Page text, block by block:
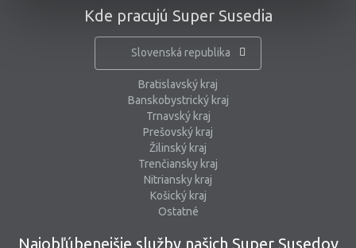
Kde pracujú Super Susedia
Slovenská republika
Bratislavský kraj
Banskobystrický kraj
Trnavský kraj
Prešovský kraj
Žilinský kraj
Trenčiansky kraj
Nitriansky kraj
Košický kraj
Ostatné
Najobľúbenejšie služby našich Super Susedov